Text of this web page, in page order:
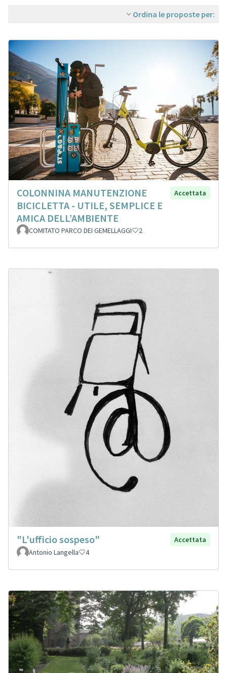
Ordina le proposte per:
COLONNINA MANUTENZIONE
BICICLETTA - UTILE, SEMPLICE E
AMICA DELL’AMBIENTE
Accettata
COMITATO PARCO DEI GEMELLAGGI 2
"L'ufficio sospeso"
Accettata
Antonio Langella
4